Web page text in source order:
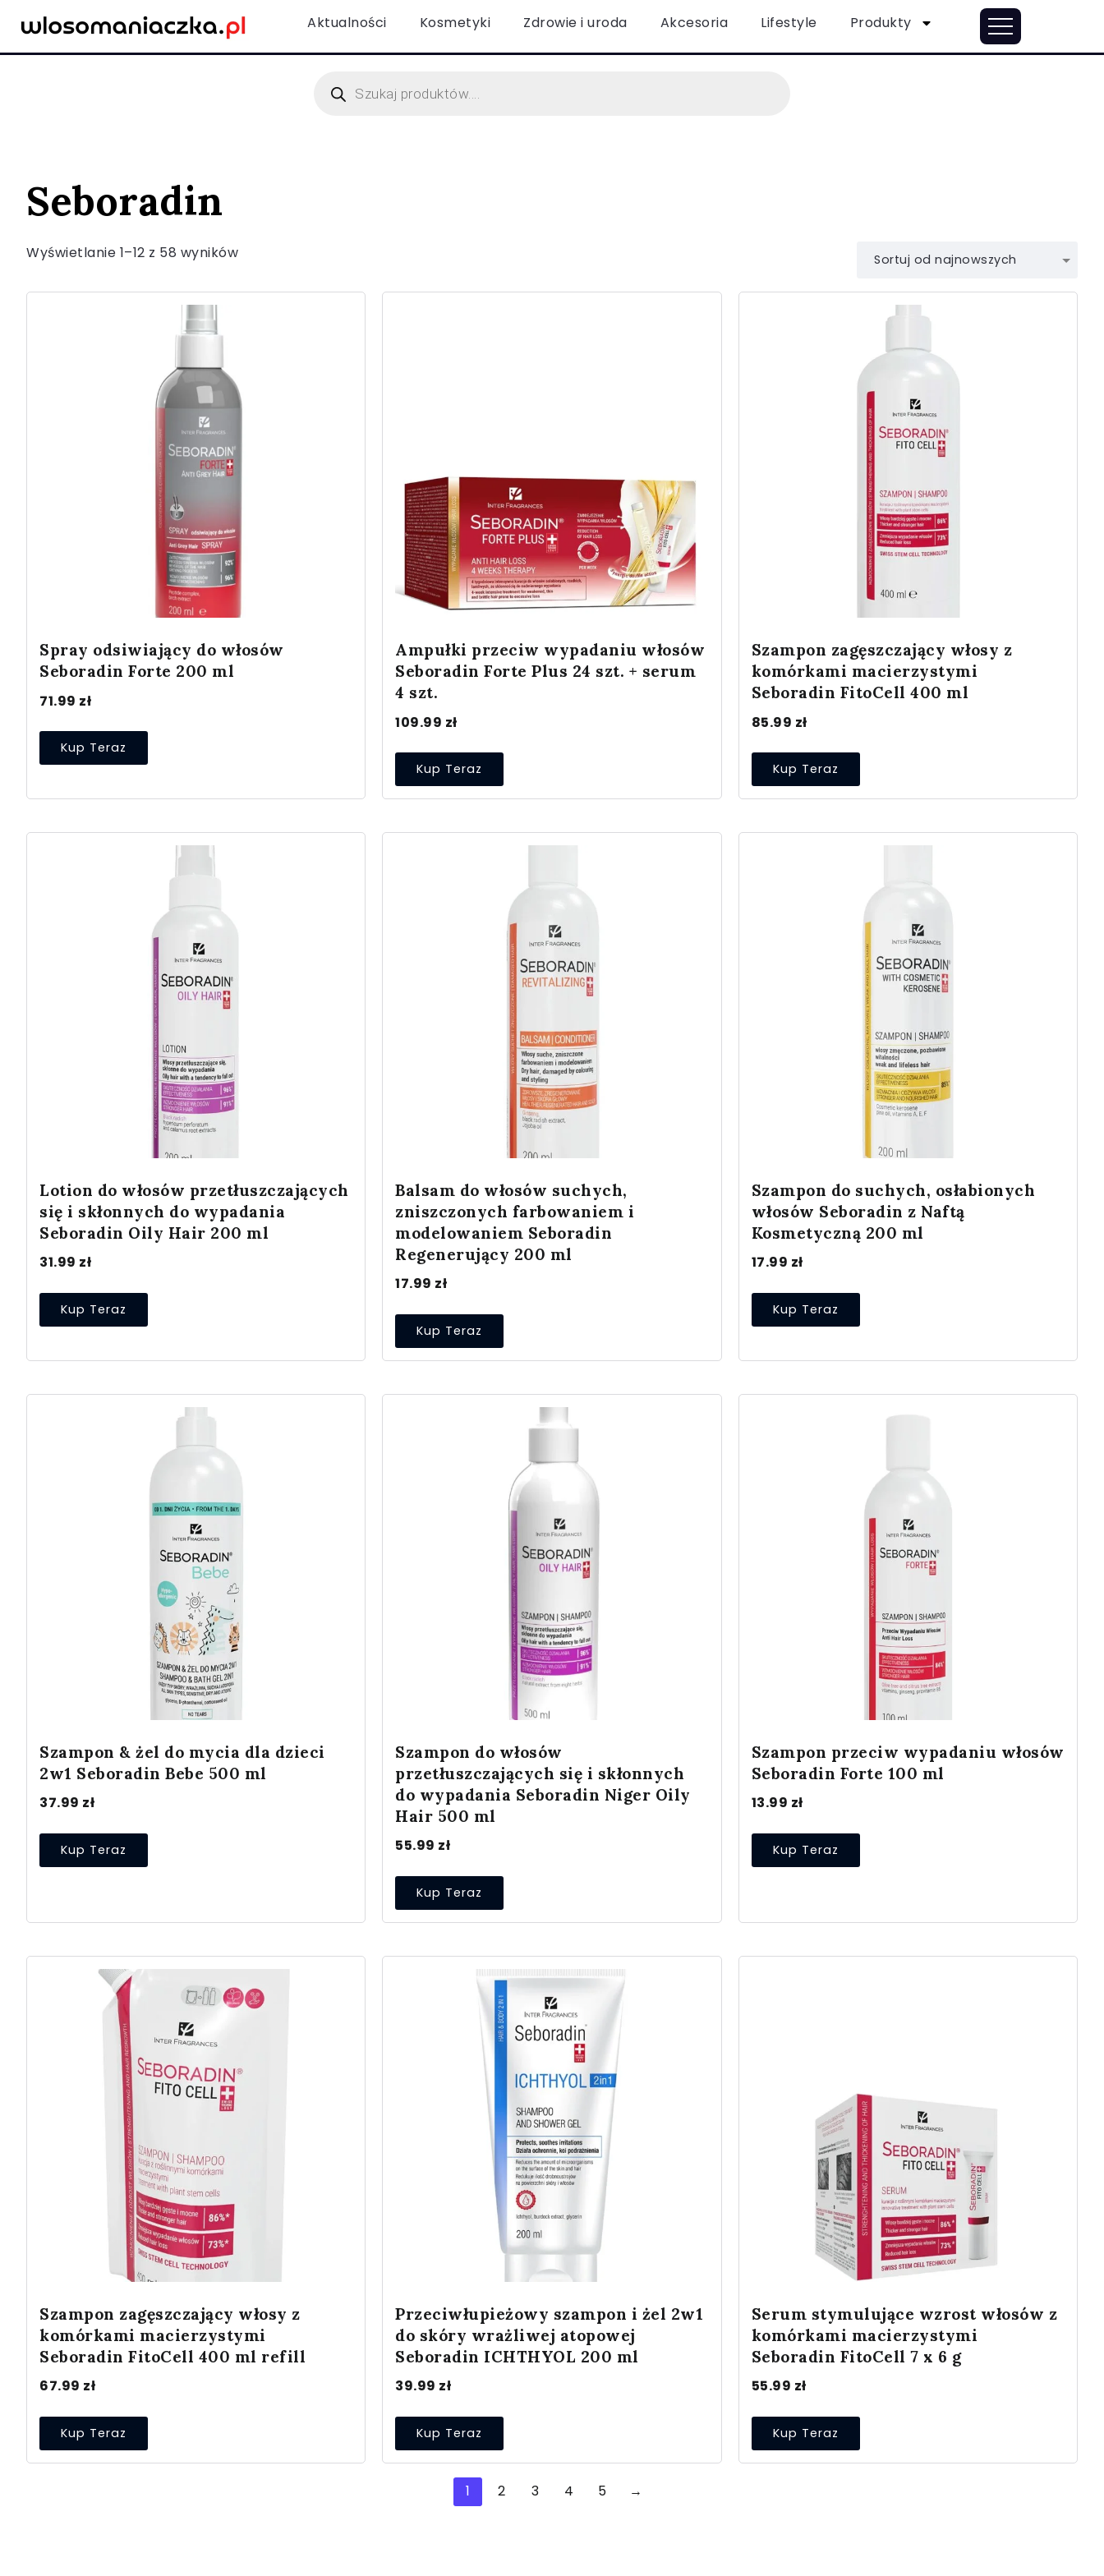
Aktualności Kosmetyki Zdrowie i uroda Akcesoria Lifestyle Produkty
Seboradin
Wyświetlanie 1–12 z 58 wyników
Spray odsiwiający do włosów
Seboradin Forte 200 ml
71.99 zł
Kup Teraz
Ampułki przeciw wypadaniu włosów
Seboradin Forte Plus 24 szt. + serum
4 szt.
109.99 zł
Kup Teraz
Szampon zagęszczający włosy z
komórkami macierzystymi
Seboradin FitoCell 400 ml
85.99 zł
Kup Teraz
Lotion do włosów przetłuszczających
się i skłonnych do wypadania
Seboradin Oily Hair 200 ml
31.99 zł
Kup Teraz
Balsam do włosów suchych,
zniszczonych farbowaniem i
modelowaniem Seboradin
Regenerujący 200 ml
17.99 zł
Kup Teraz
Szampon do suchych, osłabionych
włosów Seboradin z Naftą
Kosmetyczną 200 ml
17.99 zł
Kup Teraz
Szampon & żel do mycia dla dzieci
2w1 Seboradin Bebe 500 ml
37.99 zł
Kup Teraz
Szampon do włosów
przetłuszczających się i skłonnych
do wypadania Seboradin Niger Oily
Hair 500 ml
55.99 zł
Kup Teraz
Szampon przeciw wypadaniu włosów
Seboradin Forte 100 ml
13.99 zł
Kup Teraz
Szampon zagęszczający włosy z
komórkami macierzystymi
Seboradin FitoCell 400 ml refill
67.99 zł
Kup Teraz
Przeciwłupieżowy szampon i żel 2w1
do skóry wrażliwej atopowej
Seboradin ICHTHYOL 200 ml
39.99 zł
Kup Teraz
Serum stymulujące wzrost włosów z
komórkami macierzystymi
Seboradin FitoCell 7 x 6 g
55.99 zł
Kup Teraz
1 2 3 4 5 →